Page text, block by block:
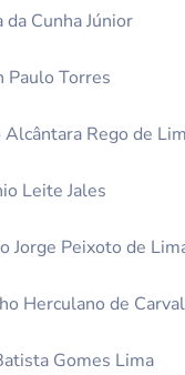
Cunha Júnior
Paulo Torres
Alcântara Rego de
Leite Jales
Jorge Peixoto de
Herculano de
Gomes Lima